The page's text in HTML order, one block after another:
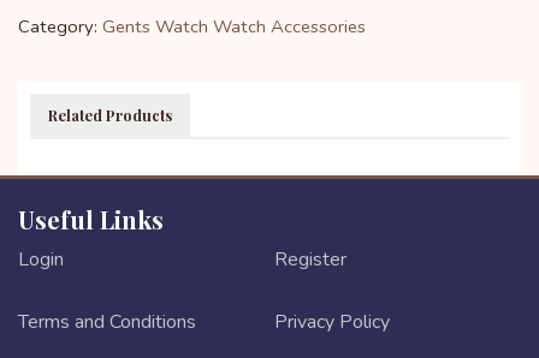
Category: Gents Watch Watch Accessories
Related Products
Useful Links
Login Register
Terms and Conditions Privacy Policy